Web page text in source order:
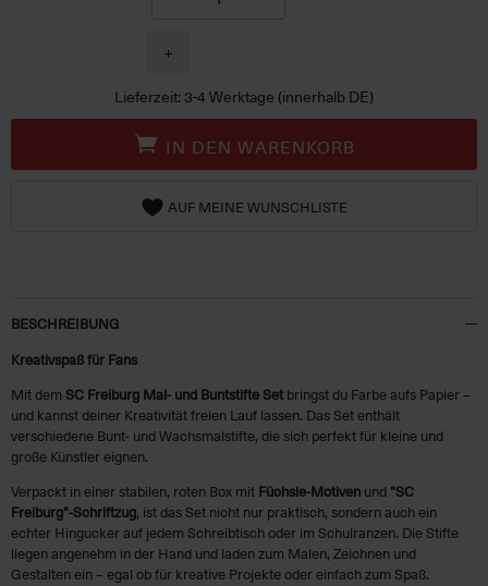
+
Lieferzeit: 3-4 Werktage (innerhalb DE)
IN DEN WARENKORB
AUF MEINE WUNSCHLISTE
BESCHREIBUNG
Kreativspaß für Fans
Mit dem SC Freiburg Mal- und Buntstifte Set bringst du Farbe aufs Papier –
und kannst deiner Kreativität freien Lauf lassen. Das Set enthält
verschiedene Bunt- und Wachsmalstifte, die sich perfekt für kleine und
große Künstler eignen.
Verpackt in einer stabilen, roten Box mit Füchsle-Motiven und "SC
Freiburg"-Schriftzug, ist das Set nicht nur praktisch, sondern auch ein
echter Hingucker auf jedem Schreibtisch oder im Schulranzen. Die Stifte
liegen angenehm in der Hand und laden zum Malen, Zeichnen und
Gestalten ein – egal ob für kreative Projekte oder einfach zum Spaß.